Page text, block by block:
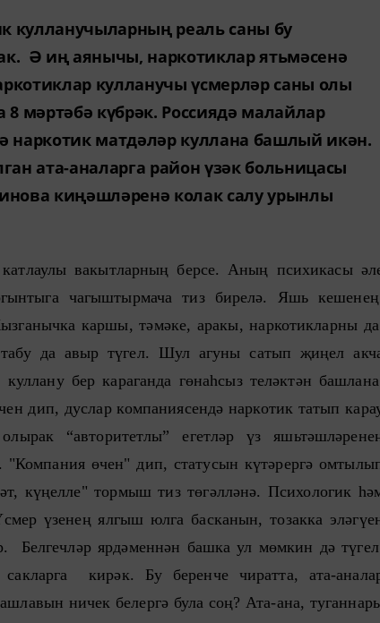
кулланучыларның реаль саны бу
Ә иң аянычы, наркотиклар ятьмәсенә
кулланучы үсмерләр саны олы
мәртәбә күбрәк. Россиядә малайлар
наркотик матдәләр куллана башлый икән.
ата-аналарга район үзәк больницасы
киңәшләренә колак салу урынлы
вакытларның берсе. Аның психикасы
чагыштырмача тиз бирелә. Яшь
каршы, тәмәке, аракы, наркотикларны
да авыр түгел. Шул агуны сатып җиңел
бер караганда гөнаһсыз теләктән
дип, дуслар компаниясендә наркотик татып
“авторитетлы” егетләр үз
"Компания өчен" дип, статусын күтәрергә
күңелле" тормыш тиз төгәлләнә. Психологик
үзенең ялгыш юлга басканын, тозакка
Белгечләр ярдәменнән башка ул мөмкин дә
кирәк. Бу беренче чиратта, ата-
ничек белергә була соң? Ата-ана,